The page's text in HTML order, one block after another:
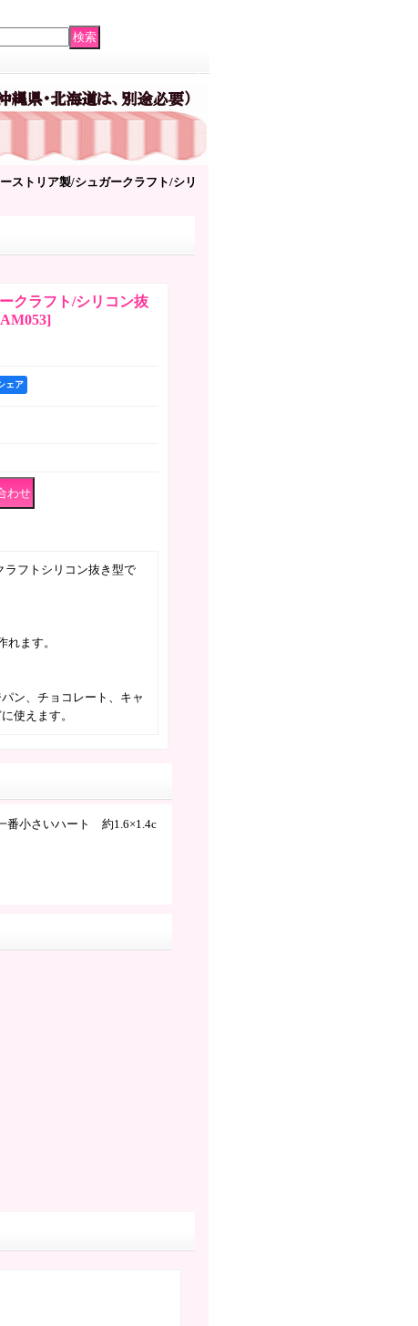
ストリア製/シュガークラフト/シリ
クラフト/シリコン抜
AM053]
ェア
ラフトシリコン抜き型で
れます。
ン、チョコレート、キャ
使えます。
小さいハート 約1.6×1.4c